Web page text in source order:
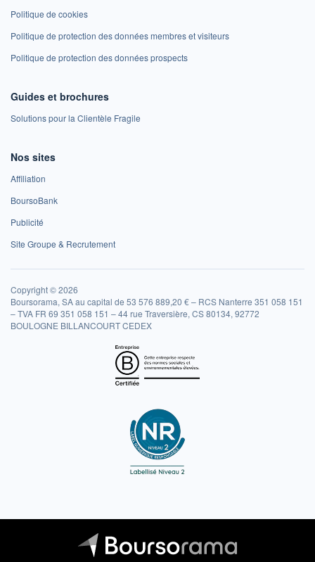
Politique de cookies
Politique de protection des données membres et visiteurs
Politique de protection des données prospects
Guides et brochures
Solutions pour la Clientèle Fragile
Nos sites
Affiliation
BoursoBank
Publicité
Site Groupe & Recrutement
Copyright © 2026
Boursorama, SA au capital de 53 576 889,20 € – RCS Nanterre 351 058 151
– TVA FR 69 351 058 151 – 44 rue Traversière, CS 80134, 92772
BOULOGNE BILLANCOURT CEDEX